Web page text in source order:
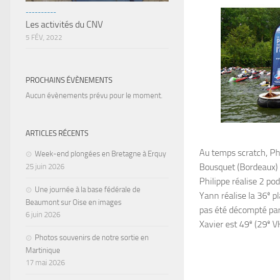
Au temps scratch,
Bousquet
Philippe réalise 2
Yann réalise la 36e
pas été décompté
Xavier est 49e (29e
----------
Les activités du CNV
5 FÉV, 2022
PROCHAINS ÉVÈNEMENTS
Aucun évènements prévu pour le moment.
ARTICLES RÉCENTS
Week-end plongées en Bretagne à Erquy
25 juin 2026
Une journée à la base fédérale de
Beaumont sur Oise en images
6 juin 2026
Photos souvenirs de notre sortie en
Martinique
17 mai 2026